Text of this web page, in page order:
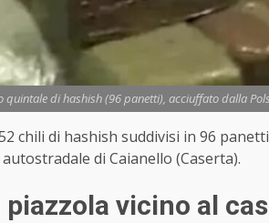
quintale di hashish (96 panetti), acciuffato dalla
chili di hashish suddivisi in 96
di Caianello (Caserta).
vicino al